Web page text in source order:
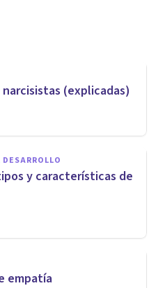
(explicadas)
y características de
empatía